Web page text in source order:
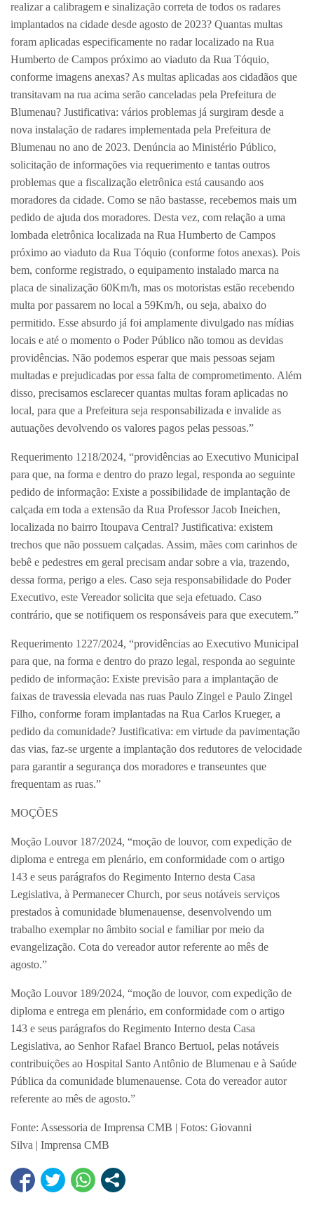
realizar a calibragem e sinalização correta de todos os radares
implantados na cidade desde agosto de 2023? Quantas multas
foram aplicadas especificamente no radar localizado na Rua
Humberto de Campos próximo ao viaduto da Rua Tóquio,
conforme imagens anexas? As multas aplicadas aos cidadãos que
transitavam na rua acima serão canceladas pela Prefeitura de
Blumenau? Justificativa: vários problemas já surgiram desde a
nova instalação de radares implementada pela Prefeitura de
Blumenau no ano de 2023. Denúncia ao Ministério Público,
solicitação de informações via requerimento e tantas outros
problemas que a fiscalização eletrônica está causando aos
moradores da cidade. Como se não bastasse, recebemos mais um
pedido de ajuda dos moradores. Desta vez, com relação a uma
lombada eletrônica localizada na Rua Humberto de Campos
próximo ao viaduto da Rua Tóquio (conforme fotos anexas). Pois
bem, conforme registrado, o equipamento instalado marca na
placa de sinalização 60Km/h, mas os motoristas estão recebendo
multa por passarem no local a 59Km/h, ou seja, abaixo do
permitido. Esse absurdo já foi amplamente divulgado nas mídias
locais e até o momento o Poder Público não tomou as devidas
providências. Não podemos esperar que mais pessoas sejam
multadas e prejudicadas por essa falta de comprometimento. Além
disso, precisamos esclarecer quantas multas foram aplicadas no
local, para que a Prefeitura seja responsabilizada e invalide as
autuações devolvendo os valores pagos pelas pessoas.”
Requerimento 1218/2024, “providências ao Executivo Municipal
para que, na forma e dentro do prazo legal, responda ao seguinte
pedido de informação: Existe a possibilidade de implantação de
calçada em toda a extensão da Rua Professor Jacob Ineichen,
localizada no bairro Itoupava Central? Justificativa: existem
trechos que não possuem calçadas. Assim, mães com carinhos de
bebê e pedestres em geral precisam andar sobre a via, trazendo,
dessa forma, perigo a eles. Caso seja responsabilidade do Poder
Executivo, este Vereador solicita que seja efetuado. Caso
contrário, que se notifiquem os responsáveis para que executem.”
Requerimento 1227/2024, “providências ao Executivo Municipal
para que, na forma e dentro do prazo legal, responda ao seguinte
pedido de informação: Existe previsão para a implantação de
faixas de travessia elevada nas ruas Paulo Zingel e Paulo Zingel
Filho, conforme foram implantadas na Rua Carlos Krueger, a
pedido da comunidade? Justificativa: em virtude da pavimentação
das vias, faz-se urgente a implantação dos redutores de velocidade
para garantir a segurança dos moradores e transeuntes que
frequentam as ruas.”
MOÇÕES
Moção Louvor 187/2024, “moção de louvor, com expedição de
diploma e entrega em plenário, em conformidade com o artigo
143 e seus parágrafos do Regimento Interno desta Casa
Legislativa, à Permanecer Church, por seus notáveis serviços
prestados à comunidade blumenauense, desenvolvendo um
trabalho exemplar no âmbito social e familiar por meio da
evangelização. Cota do vereador autor referente ao mês de
agosto.”
Moção Louvor 189/2024, “moção de louvor, com expedição de
diploma e entrega em plenário, em conformidade com o artigo
143 e seus parágrafos do Regimento Interno desta Casa
Legislativa, ao Senhor Rafael Branco Bertuol, pelas notáveis
contribuições ao Hospital Santo Antônio de Blumenau e à Saúde
Pública da comunidade blumenauense. Cota do vereador autor
referente ao mês de agosto.”
Fonte: Assessoria de Imprensa CMB | Fotos: Giovanni
Silva | Imprensa CMB